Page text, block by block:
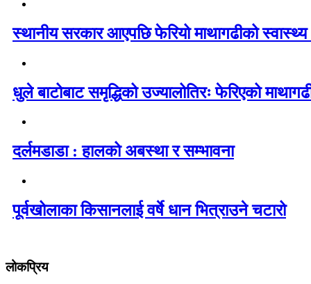
स्थानीय सरकार आएपछि फेरियो माथागढीको
धुले बाटोबाट समृद्धिको उज्यालोतिरः फेरिएको
दर्लमडाडा : हालको अबस्था र सम्भावना
पूर्वखोलाका किसानलाई वर्षे धान भित्राउने चटारो
लोकप्रिय